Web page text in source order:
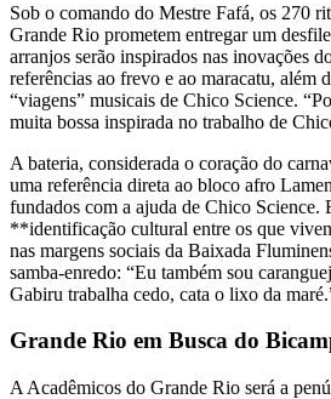
Sob o comando do Mestre Fafá, os 270
Grande Rio prometem entregar um
arranjos serão inspirados nas inovações
referências ao frevo e ao maracatu, além
“viagens” musicais de Chico Science.
muita bossa inspirada no trabalho de
A bateria, considerada o coração do
uma referência direta ao bloco afro
fundados com a ajuda de Chico Science.
**identificação cultural entre os que
nas margens sociais da Baixada
samba-enredo: “Eu também sou
Gabiru trabalha cedo, cata o lixo da
Grande Rio em Busca do
A Acadêmicos do Grande Rio será a